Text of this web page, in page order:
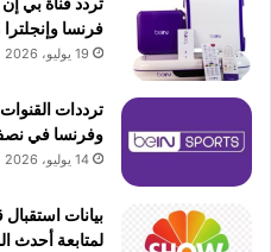
فرنسا وإنجلترا
19 يوليو، 2026
ترددات القنوات
وفرنسا في نصف
14 يوليو، 2026
لمتابعة أحدث